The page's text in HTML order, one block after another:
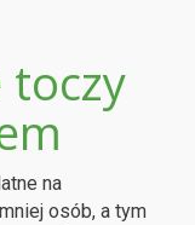
toczy
na
osób, a tym